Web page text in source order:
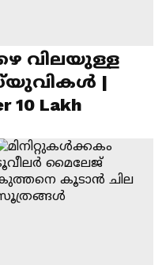
വിലയുള്ള
|
10 Lakh